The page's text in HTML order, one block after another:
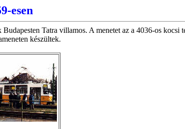
esen
Tatra villamos. A menetet az a 4036-os kocsi
készültek.